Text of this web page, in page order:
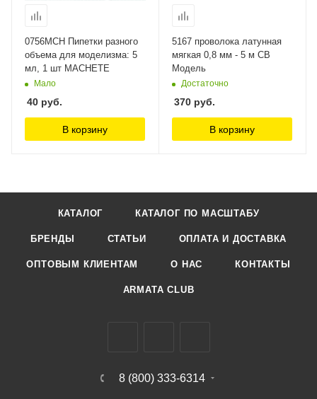
0756MCH Пипетки разного
объема для моделизма: 5
мл, 1 шт MACHETE
Мало
40 руб.
В корзину
5167 проволока латунная
мягкая 0,8 мм - 5 м СВ
Модель
Достаточно
370 руб.
В корзину
КАТАЛОГ КАТАЛОГ ПО МАСШТАБУ
БРЕНДЫ СТАТЬИ ОПЛАТА И ДОСТАВКА
ОПТОВЫМ КЛИЕНТАМ О НАС КОНТАКТЫ
ARMATA CLUB
8 (800) 333-6314